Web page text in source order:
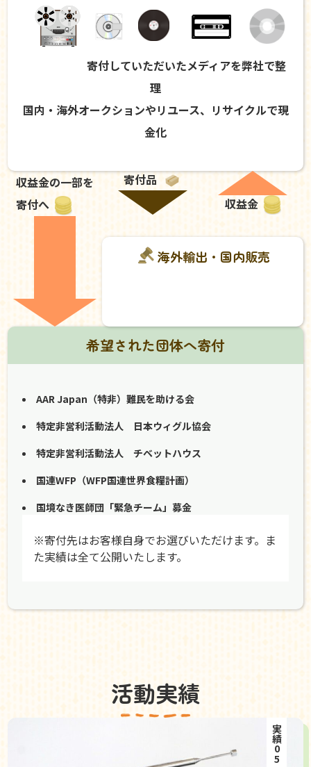
寄付していただいたメディアを弊社で整
理
国内・海外オークションやリユース、リサイクルで現
金化
収益金の一部を
寄付へ
寄付品
収益金
海外輸出・国内販売
希望された団体へ寄付
AAR Japan（特非）難民を助ける会
特定非営利活動法人 日本ウィグル協会
特定非営利活動法人 チベットハウス
国連WFP（WFP国連世界食糧計画）
国境なき医師団「緊急チーム」募金
※寄付先はお客様自身でお選びいただけます。ま
た実績は全て公開いたします。
活動実績
実績05